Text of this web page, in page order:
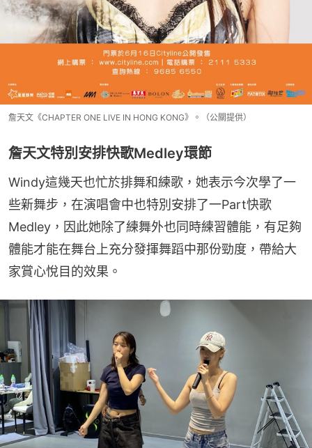
詹天文《CHAPTER ONE LIVE IN HONG KONG》。（公關提供）
詹天文特別安排快歌Medley環節
Windy這幾天也忙於排舞和練歌，她表示今次學了一
些新舞步，在演唱會中也特別安排了一Part快歌
Medley，因此她除了練舞外也同時練習體能，有足夠
體能才能在舞台上充分發揮舞蹈中那份勁度，帶給大
家賞心悅目的效果。